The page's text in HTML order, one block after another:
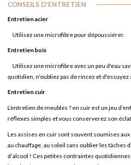
CONSEILS D'ENTRETIEN
Entretien acier
Utilisez une microfibre pour dépoussiérer.
Entretien bois
Utilisez une microfibre avec un peu d'eau
quotidien, n'oubliez pas de rincez et d'essuyez
Entretien cuir
L’entretien de meubles ? en cuir est un jeu
réflexes simples et vous conserverez son
Les assises en cuir sont souvent soumises
au chauffage, au soleil sans oublier les tâches
d’alcool ! Ces petites contraintes